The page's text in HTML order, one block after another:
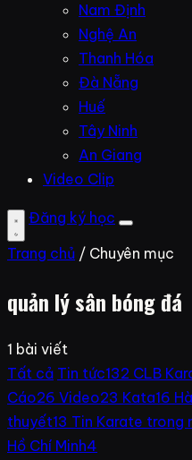
Nam Định
Nghệ An
Thanh Hóa
Đà Nẵng
Huế
Tây Ninh
An Giang
Video Clip
Đăng ký học
Trang chủ / Chuyên mục
quản lý sân bóng đá
1 bài viết
Tất cả Tin tức132 CLB
Cáo26 Video23 Kata16
thuyết13 Tin Karate trong
Hồ Chí Minh4